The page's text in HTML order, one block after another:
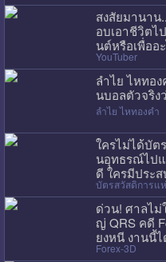
สงสัยมานาน
อบเอาชีวิตไ
นต์หรือเพื่ออ
YouTuber
ลำไย ไหทอ
นบอลตัวจริง
ลำไย ไหทองคำ
ใครไม่ได้บัต
นอุทธรณ์ไปแ
ดี ใครมีประ
บัตรสวัสดิการแ
ด่วน! ศาลไม่
ญ่ QRS คดี
ยงหนี งานนี้
Forex-3D